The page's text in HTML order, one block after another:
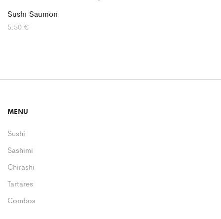
Sushi Saumon
5.50 €
MENU
Sushi
Sashimi
Chirashi
Tartares
Combos